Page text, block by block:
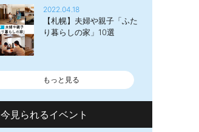
2022.04.18
【札幌】夫婦や親子「ふた
り暮らしの家」10選
もっと見る
今見られるイベント